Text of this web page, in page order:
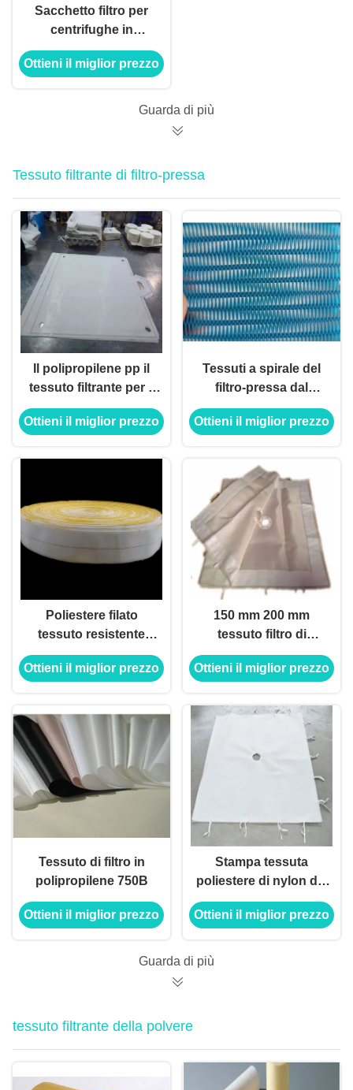
Sacchetto filtro per
centrifughe in
poliestere da 80
micron Sacchetto
polipropilene di nylon
Ottieni il miglior prezzo
Guarda di più
Tessuto filtrante di filtro-pressa
Il polipropilene pp il
tessuto filtrante per il
tessuto del filtro dal
multifilamento/monofilamento
Ottieni il miglior prezzo
Tessuti a spirale del
filtro-pressa dal
tessuto del tessuto
filtrante di filtro-
Ottieni il miglior prezzo
Poliestere filato
tessuto resistente
della fibra del tessuto
100 del tessuto
Ottieni il miglior prezzo
150 mm 200 mm
tessuto filtro di
polipropilene Pp
tessuto filtro
Ottieni il miglior prezzo
Tessuto di filtro in
polipropilene 750B
Ottieni il miglior prezzo
Stampa tessuta
poliestere di nylon del
tessuto filtrante del
polipropilene per
Ottieni il miglior prezzo
Guarda di più
tessuto filtrante della polvere